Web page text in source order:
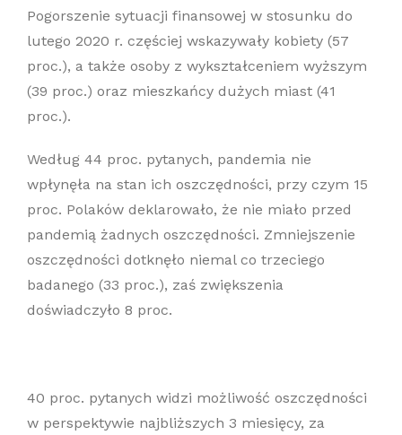
Pogorszenie sytuacji finansowej w stosunku do
lutego 2020 r. częściej wskazywały kobiety (57
proc.), a także osoby z wykształceniem wyższym
(39 proc.) oraz mieszkańcy dużych miast (41
proc.).
Według 44 proc. pytanych, pandemia nie
wpłynęła na stan ich oszczędności, przy czym 15
proc. Polaków deklarowało, że nie miało przed
pandemią żadnych oszczędności. Zmniejszenie
oszczędności dotknęło niemal co trzeciego
badanego (33 proc.), zaś zwiększenia
doświadczyło 8 proc.
40 proc. pytanych widzi możliwość oszczędności
w perspektywie najbliższych 3 miesięcy, za